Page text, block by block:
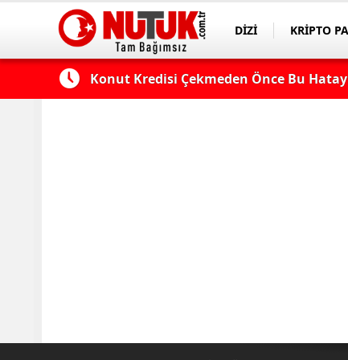
DİZİ KRİPTO
Edilmeli? Konut Kredisi Çekmeden Önce Bu